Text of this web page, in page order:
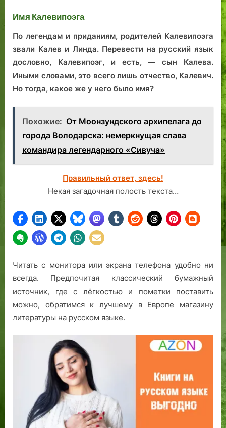
позабытый
Имя Калевипоэга
По легендам и приданиям, родителей Калевипоэга
звали Калев и Линда. Перевести на русский язык
дословно, Калевипоэг, и есть, — сын Калева.
Иными словами, это всего лишь отчество, Калевич.
Но тогда, какое же у него было имя?
Похожие: От Моонзундского архипелага до
города Володарска: немеркнущая слава
командира легендарного «Сивуча»
Правильный ответ, здесь!
Некая загадочная полость текста…
Читать с монитора или экрана телефона удобно ни
всегда. Предпочитая классический бумажный
источник, где с лёгкостью и пометки поставить
можно, обратимся к лучшему в Европе магазину
литературы на русском языке.